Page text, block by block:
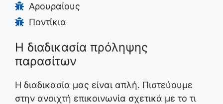
Αρουραίους
Ποντίκια
Η διαδικασία πρόληψης
παρασίτων
Η διαδικασία μας είναι απλή. Πιστεύουμε
στην ανοιχτή επικοινωνία σχετικά με το τι